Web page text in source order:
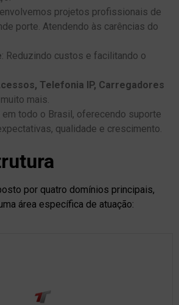
projetos profissionais de
porte. Atendendo às carências do
: Reduzindo custos e facilitando o
Telefonia IP, Carregadores
mais.
todo o Brasil, oferecendo suporte
qualidade e crescimento.
por quatro domínios principais,
área específica de atuação: